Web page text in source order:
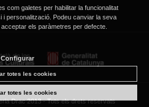
Drac 2013 - Tots els drets reservats
com galetes per habilitar la funcionalitat
i personalització. Podeu canviar la seva
els paràmetres per defecte.
Configurar
totes les cookies
totes les cookies